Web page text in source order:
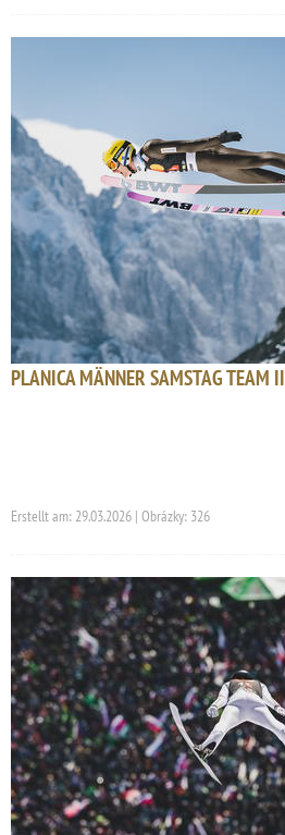
PLANICA MÄNNER SAMSTAG TEAM II
Erstellt am: 29.03.2026 | Obrázky: 326